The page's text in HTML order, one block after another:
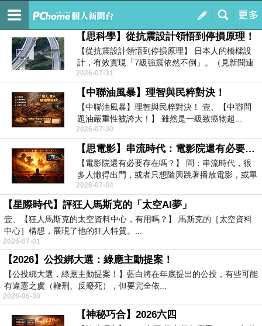
我的
訂閱
河光‧流音
【思科學】從抗震設計領悟到停損原理！
【從抗震設計領悟到停損原理】 日本人的橋樑設
計，有效實現「7級強震依然不倒」。（見新聞連
結、圖...
2026-07-31
【中聯油風暴】理智與民粹對決！
【中聯油風暴】理智與民粹對決！ 壹、【中聯問
題油嚴重性被誇大！】 雖然是一級致癌物超...
2026-07-30
【思電影】串流時代：電影院還有必要存在嗎？
【電影院還有必要存在嗎？】 問：串流時代，很
多人懶得出門，或者只想隨興跳著播放電影，或單
純不想...
2026-07-04
【星際時代】評狂人馬斯克的「太空AI夢」
壹、【狂人馬斯克的太空資料中心，有用嗎？】 馬斯克的［太空資料
中心］構想，展現了他的狂人特質。...
2026-07-01
【2026】公投綁大選：綠應主動提案！
【公投綁大選，綠應主動提案！】藍白將在年底提出的公投，有些可能
有違憲之虞（鞭刑、反廢死），但要完全依...
2026-06-30
【神秘巧合】2026六四